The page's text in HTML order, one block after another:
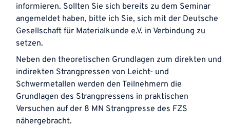
informieren. Sollten Sie sich bereits zu dem Seminar
angemeldet haben, bitte ich Sie, sich mit der Deutsche
Gesellschaft für Materialkunde e.V. in Verbindung zu
setzen.
Neben den theoretischen Grundlagen zum direkten und
indirekten Strangpressen von Leicht- und
Schwermetallen werden den Teilnehmern die
Grundlagen des Strangpressens in praktischen
Versuchen auf der 8 MN Strangpresse des FZS
nähergebracht.